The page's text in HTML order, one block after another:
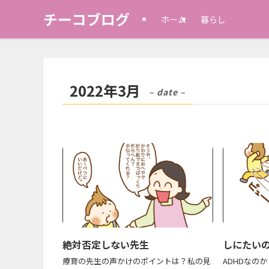
チーコブログ ホーム 暮らし
2022年3月 – date –
絶対否定しない先生
療育の先生の声かけのポイントは？私の見
しにたい
ADHDなのか